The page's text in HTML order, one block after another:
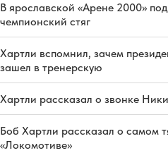
В ярославской «Арене 2000»
чемпионский стяг
Хартли вспомнил, зачем
зашел в тренерскую
Хартли рассказал о звонке
Боб Хартли рассказал о самом
«Локомотиве»